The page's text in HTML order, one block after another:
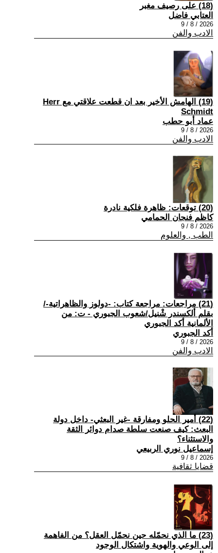
(18) على رصيف مغبر
العتابي فاضل
2026 / 8 / 9
الادب والفن
(19) الهامش الأخير بعد ان قطعت علاقتي مع Herr
Schmidt
عماد أبو حطب
2026 / 8 / 9
الادب والفن
(20) توقعات: ظاهرة فلكية نادرة
كاظم فنجان الحمامي
2026 / 8 / 9
الطب , والعلوم
(21) مراجعات: مراجعة كتاب: -دولوز والظاهراتية-/
بقلم ألكسندر شْنيل/شعوب الجبوري - ت: من
الألمانية أكد الجبوري
أكد الجبوري
2026 / 8 / 9
الادب والفن
(22) أمير الحلو ومفارقة -غير البعثي- داخل دولة
البعث: كيف صنعت سلطة صدام دوائر الثقة
والاستثناء؟
إسماعيل نوري الربيعي
2026 / 8 / 9
قضايا ثقافية
(23) ما الذي نحمّله حين نحمّل العقل؟ من الفاهمة
إلى الوعي والهوية واشتكال الوجود